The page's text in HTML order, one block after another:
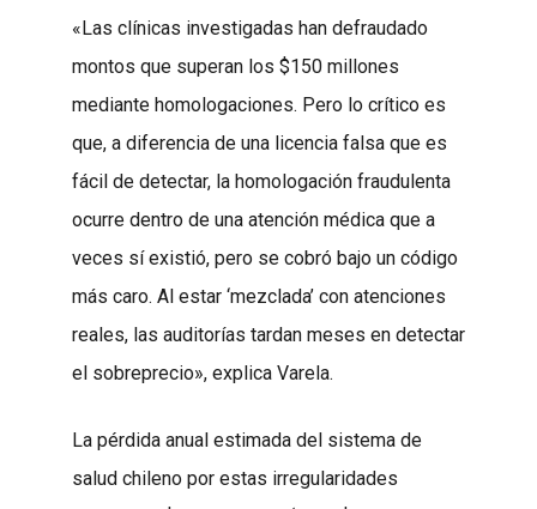
«Las clínicas investigadas han defraudado
montos que superan los $150 millones
mediante homologaciones. Pero lo crítico es
que, a diferencia de una licencia falsa que es
fácil de detectar, la homologación fraudulenta
ocurre dentro de una atención médica que a
veces sí existió, pero se cobró bajo un código
más caro. Al estar ‘mezclada’ con atenciones
reales, las auditorías tardan meses en detectar
el sobreprecio», explica Varela.
La pérdida anual estimada del sistema de
salud chileno por estas irregularidades